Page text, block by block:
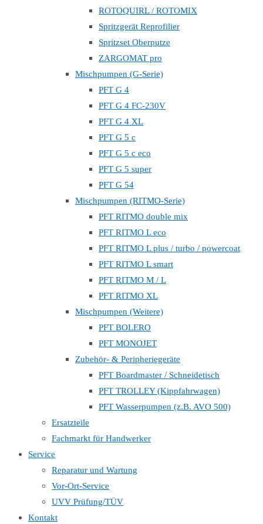
ROTOQUIRL / ROTOMIX
Spritzgerät Reprofilier
Spritzset Oberputze
ZARGOMAT pro
Mischpumpen (G-Serie)
PFT G 4
PFT G 4 FC-230V
PFT G 4 XL
PFT G 5 c
PFT G 5 c eco
PFT G 5 super
PFT G 54
Mischpumpen (RITMO-Serie)
PFT RITMO double mix
PFT RITMO L eco
PFT RITMO L plus / turbo / powercoat
PFT RITMO L smart
PFT RITMO M / L
PFT RITMO XL
Mischpumpen (Weitere)
PFT BOLERO
PFT MONOJET
Zubehör- & Peripheriegeräte
PFT Boardmaster / Schneidetisch
PFT TROLLEY (Kippfahrwagen)
PFT Wasserpumpen (z.B. AVO 500)
Ersatzteile
Fachmarkt für Handwerker
Service
Reparatur und Wartung
Vor-Ort-Service
UVV Prüfung/TÜV
Kontakt